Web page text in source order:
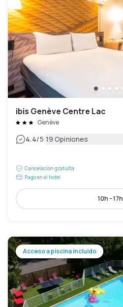
ibis Genève Centre Lac
Genève
4.4/5|19 Opiniones
Cancelación gratuita
Pago en el hotel
10h - 17h
Acceso a piscina incluido